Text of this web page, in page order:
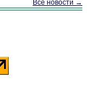
Все новости →